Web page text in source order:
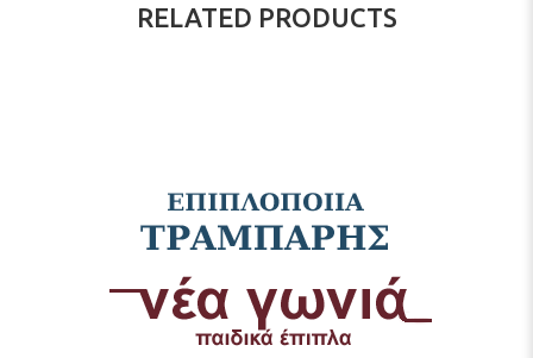
RELATED PRODUCTS